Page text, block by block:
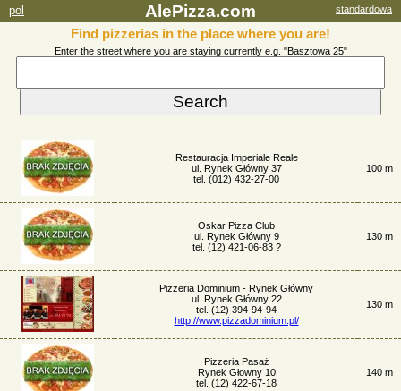
pol AlePizza.com standardowa
Find pizzerias in the place where you are!
Enter the street where you are staying currently e.g. "Basztowa 25"
Restauracja Imperiale Reale
ul. Rynek Główny 37
tel. (012) 432-27-00
100 m
Oskar Pizza Club
ul. Rynek Główny 9
tel. (12) 421-06-83 ?
130 m
Pizzeria Dominium - Rynek Główny
ul. Rynek Główny 22
tel. (12) 394-94-94
http://www.pizzadominium.pl/
130 m
Pizzeria Pasaż
Rynek Głowny 10
tel. (12) 422-67-18
140 m